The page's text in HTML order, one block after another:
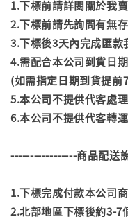
1.下標前請詳閱關於我
2.下標前請先詢問有無存
3.下標後3天內完成匯款
4.需配合本公司到貨日
(如需指定日期到貨提
5.本公司不提供代客處
6.本公司不提供代客轉
-----------------商品配送
1.下標完成付款本公司
2.北部地區下標後約3-7